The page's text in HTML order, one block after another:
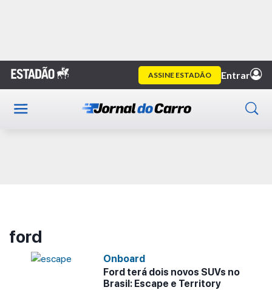
Home ford
Publicidade
ford
Onboard
Ford terá dois novos SUVs no
Brasil: Escape e Territory